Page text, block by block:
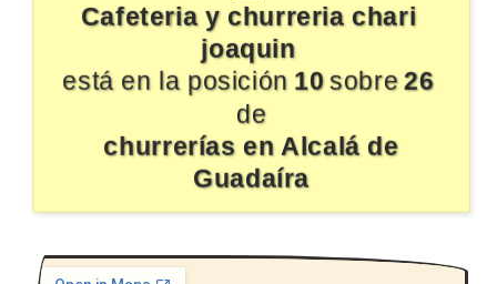
Cafeteria y churreria chari
joaquin
está en la posición 10 sobre 26
de
churrerías en Alcalá de
Guadaíra